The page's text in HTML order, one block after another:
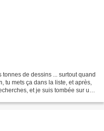
de dessins ... surtout quand
tu mets ça dans la liste, et après,
et je suis tombée sur un